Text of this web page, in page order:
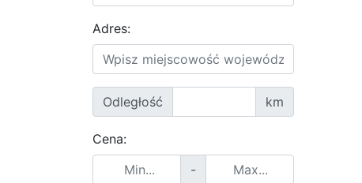
Adres:
Odległość km
Cena:
-